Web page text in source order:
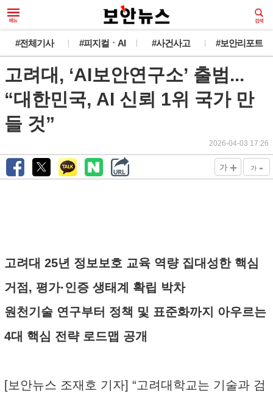
#전체기사 #피지컬ㆍAI #사건사고 #보안리포트
고려대, ‘AI보안연구소’ 출범...
“대한민국, AI 신뢰 1위 국가 만
들 것”
2026-04-03 17:26
가 + 가 -
고려대 25년 정보보호 교육 역량 집대성한 핵심
거점, 평가·인증 생태계 확립 박차
원천기술 연구부터 정책 및 표준화까지 아우르는
4대 핵심 전략 로드맵 공개
[보안뉴스 조재호 기자] “고려대학교는 기술과 검